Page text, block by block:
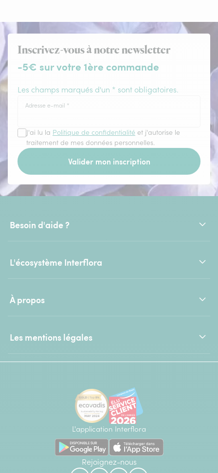
Inscrivez-vous à notre newsletter
-5€ sur votre 1ère commande
Les champs marqués d'un * sont obligatoires.
Adresse e-mail *
J'ai lu la Politique de confidentialité et j'autorise le
traitement de mes données personnelles.
Valider mon inscription
Besoin d'aide ?
L'écosystème Interflora
À propos
Les mentions légales
L'application Interflora
Rejoignez-nous